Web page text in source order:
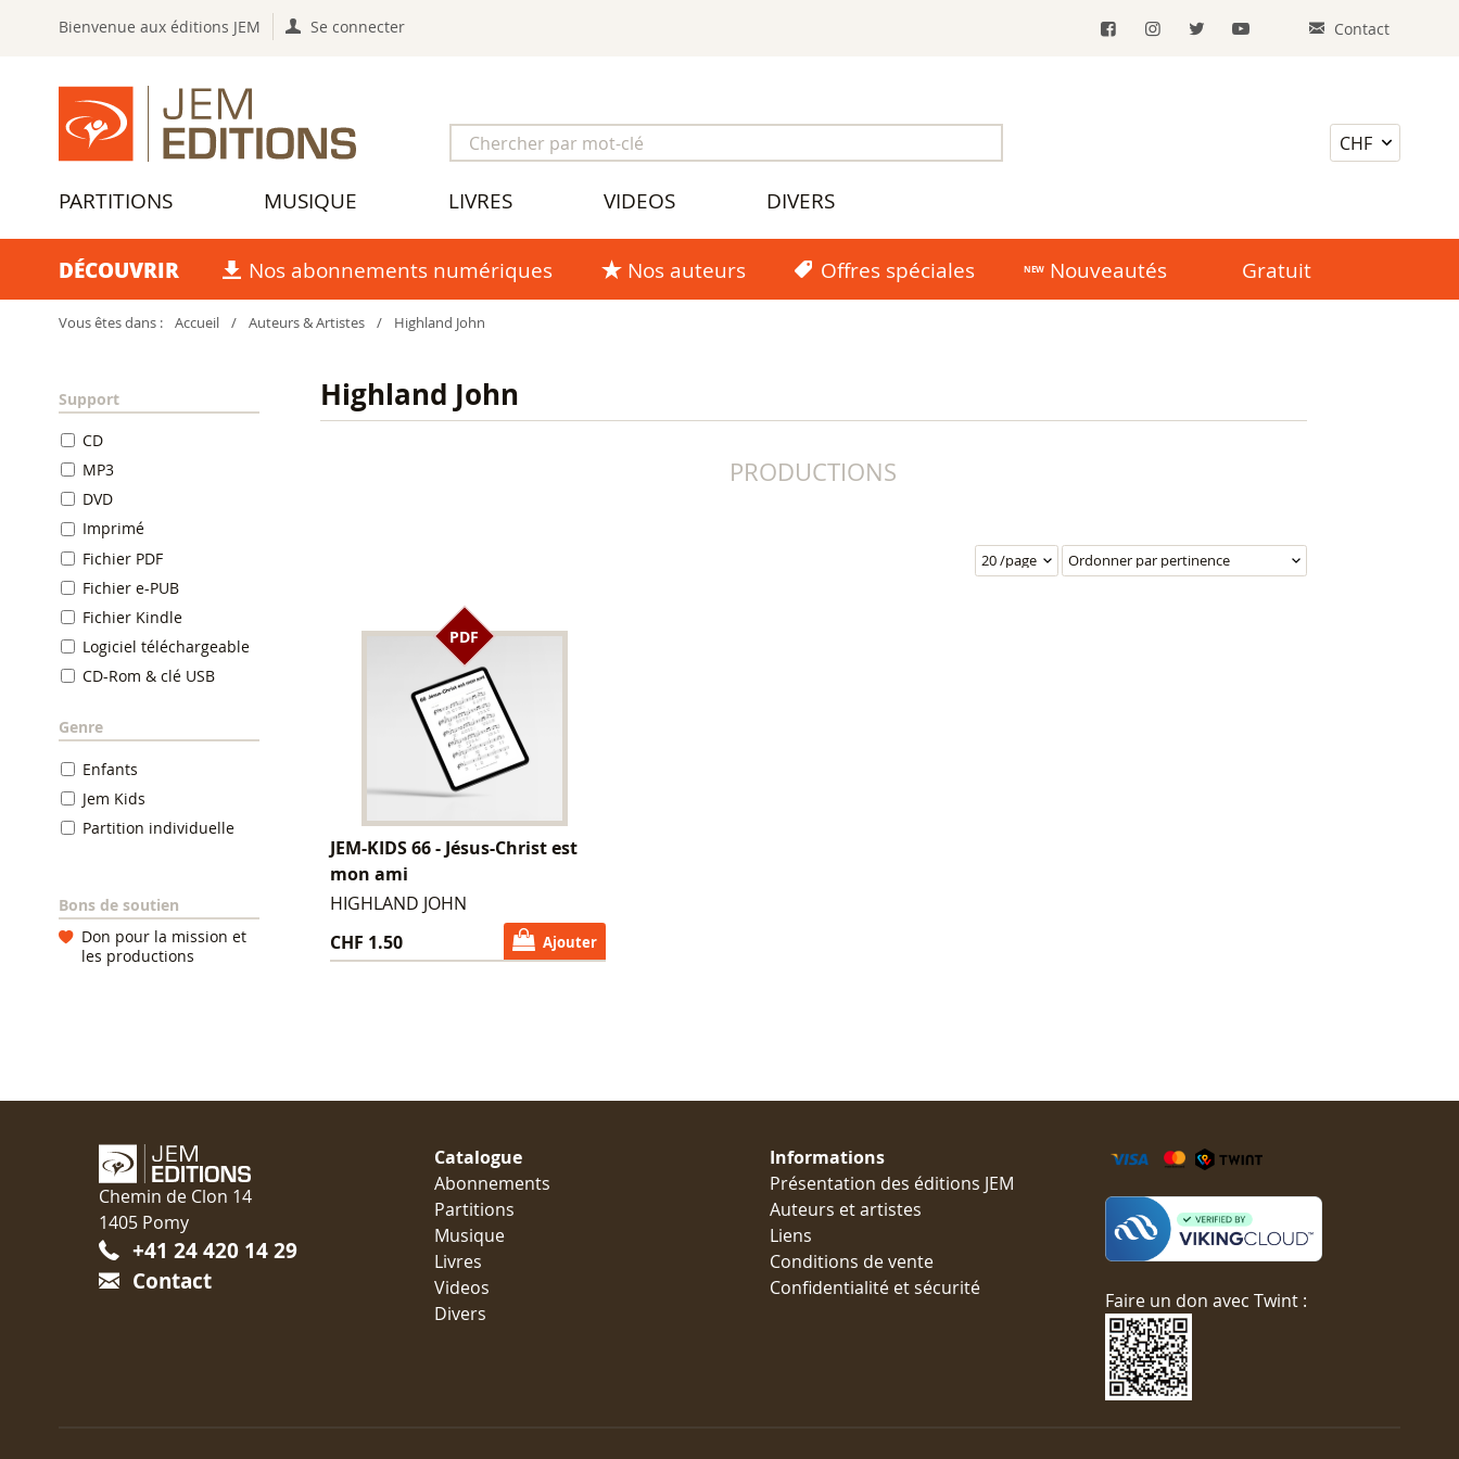
Bienvenue aux éditions JEM Se connecter Contact
PARTITIONS MUSIQUE LIVRES VIDEOS DIVERS
DÉCOUVRIR Nos abonnements numériques Nos auteurs Offres spéciales Nouveautés Gratuit
Vous êtes dans : Accueil / Auteurs & Artistes / Highland John
Support
CD
MP3
DVD
Imprimé
Fichier PDF
Fichier e-PUB
Fichier Kindle
Logiciel téléchargeable
CD-Rom & clé USB
Genre
Enfants
Jem Kids
Partition individuelle
Bons de soutien
Don pour la mission et
les productions
Highland John
PRODUCTIONS
PDF
JEM-KIDS 66 - Jésus-Christ est
mon ami
HIGHLAND JOHN
CHF 1.50
Ajouter
Chemin de Clon 14
1405 Pomy
+41 24 420 14 29
Contact
Catalogue
Abonnements
Partitions
Musique
Livres
Videos
Divers
Informations
Présentation des éditions JEM
Auteurs et artistes
Liens
Conditions de vente
Confidentialité et sécurité
Faire un don avec Twint :